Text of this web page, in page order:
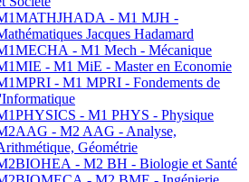
- M1 MJH -
Jacques Hadamard
- M1 Mech - Mécanique
- M1 MiE - Master en Economie
- M1 MPRI - Fondements de
- M1 PHYS - Physique
- M2 AAG - Analyse,
Géométrie
- M2 BH - Biologie et Santé